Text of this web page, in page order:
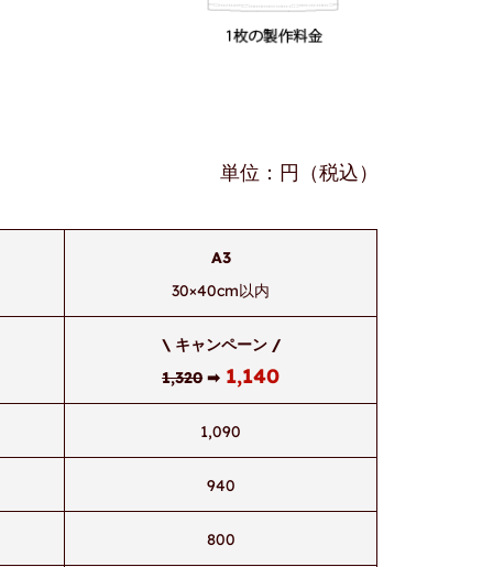
単位：円（税込）
A3
30×40cm以内
\ キャンペーン /
1,320➡ 1,140
1,090
940
800